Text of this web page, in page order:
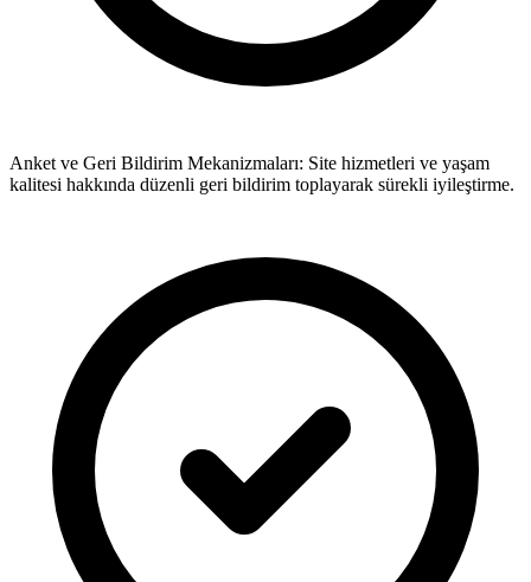
Anket ve Geri Bildirim Mekanizmaları: Site hizmetleri ve yaşam
kalitesi hakkında düzenli geri bildirim toplayarak sürekli iyileştirme.